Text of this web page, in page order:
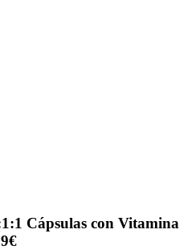
Cápsulas con Vitamina